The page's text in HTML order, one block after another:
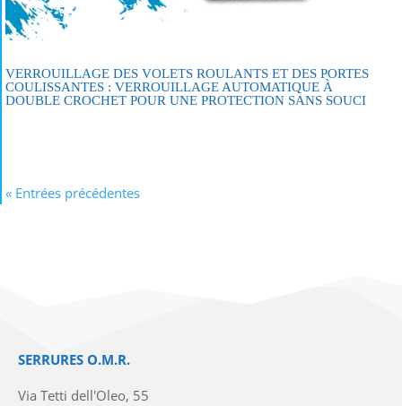
VERROUILLAGE DES VOLETS ROULANTS ET DES PORTES
COULISSANTES : VERROUILLAGE AUTOMATIQUE À
DOUBLE CROCHET POUR UNE PROTECTION SANS SOUCI
« Entrées précédentes
SERRURES O.M.R.
Via Tetti dell'Oleo, 55